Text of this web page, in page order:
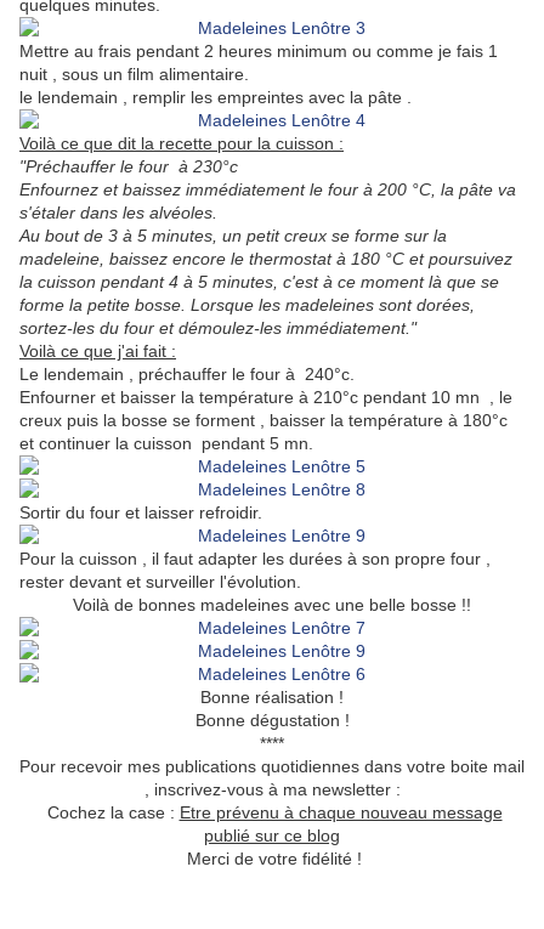
quelques minutes.
Mettre au frais pendant 2 heures minimum ou comme je fais 1
nuit , sous un film alimentaire.
le lendemain , remplir les empreintes avec la pâte .
Voilà ce que dit la recette pour la cuisson :
"Préchauffer le four à 230°c
Enfournez et baissez immédiatement le four à 200 °C, la pâte va
s'étaler dans les alvéoles.
Au bout de 3 à 5 minutes, un petit creux se forme sur la
madeleine, baissez encore le thermostat à 180 °C et poursuivez
la cuisson pendant 4 à 5 minutes, c'est à ce moment là que se
forme la petite bosse. Lorsque les madeleines sont dorées,
sortez-les du four et démoulez-les immédiatement."
Voilà ce que j'ai fait :
Le lendemain , préchauffer le four à 240°c.
Enfourner et baisser la température à 210°c pendant 10 mn , le
creux puis la bosse se forment , baisser la température à 180°c
et continuer la cuisson pendant 5 mn.
Sortir du four et laisser refroidir.
Pour la cuisson , il faut adapter les durées à son propre four ,
rester devant et surveiller l'évolution.
Voilà de bonnes madeleines avec une belle bosse !!
Bonne réalisation !
Bonne dégustation !
****
Pour recevoir mes publications quotidiennes dans votre boite mail
, inscrivez-vous à ma newsletter :
Cochez la case : Etre prévenu à chaque nouveau message
publié sur ce blog
Merci de votre fidélité !